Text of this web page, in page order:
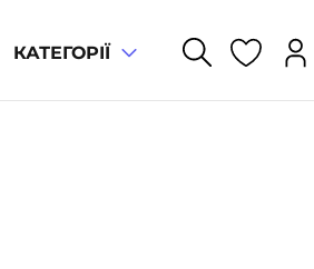
КАТЕГОРІЇ
У кошику немає товарів.